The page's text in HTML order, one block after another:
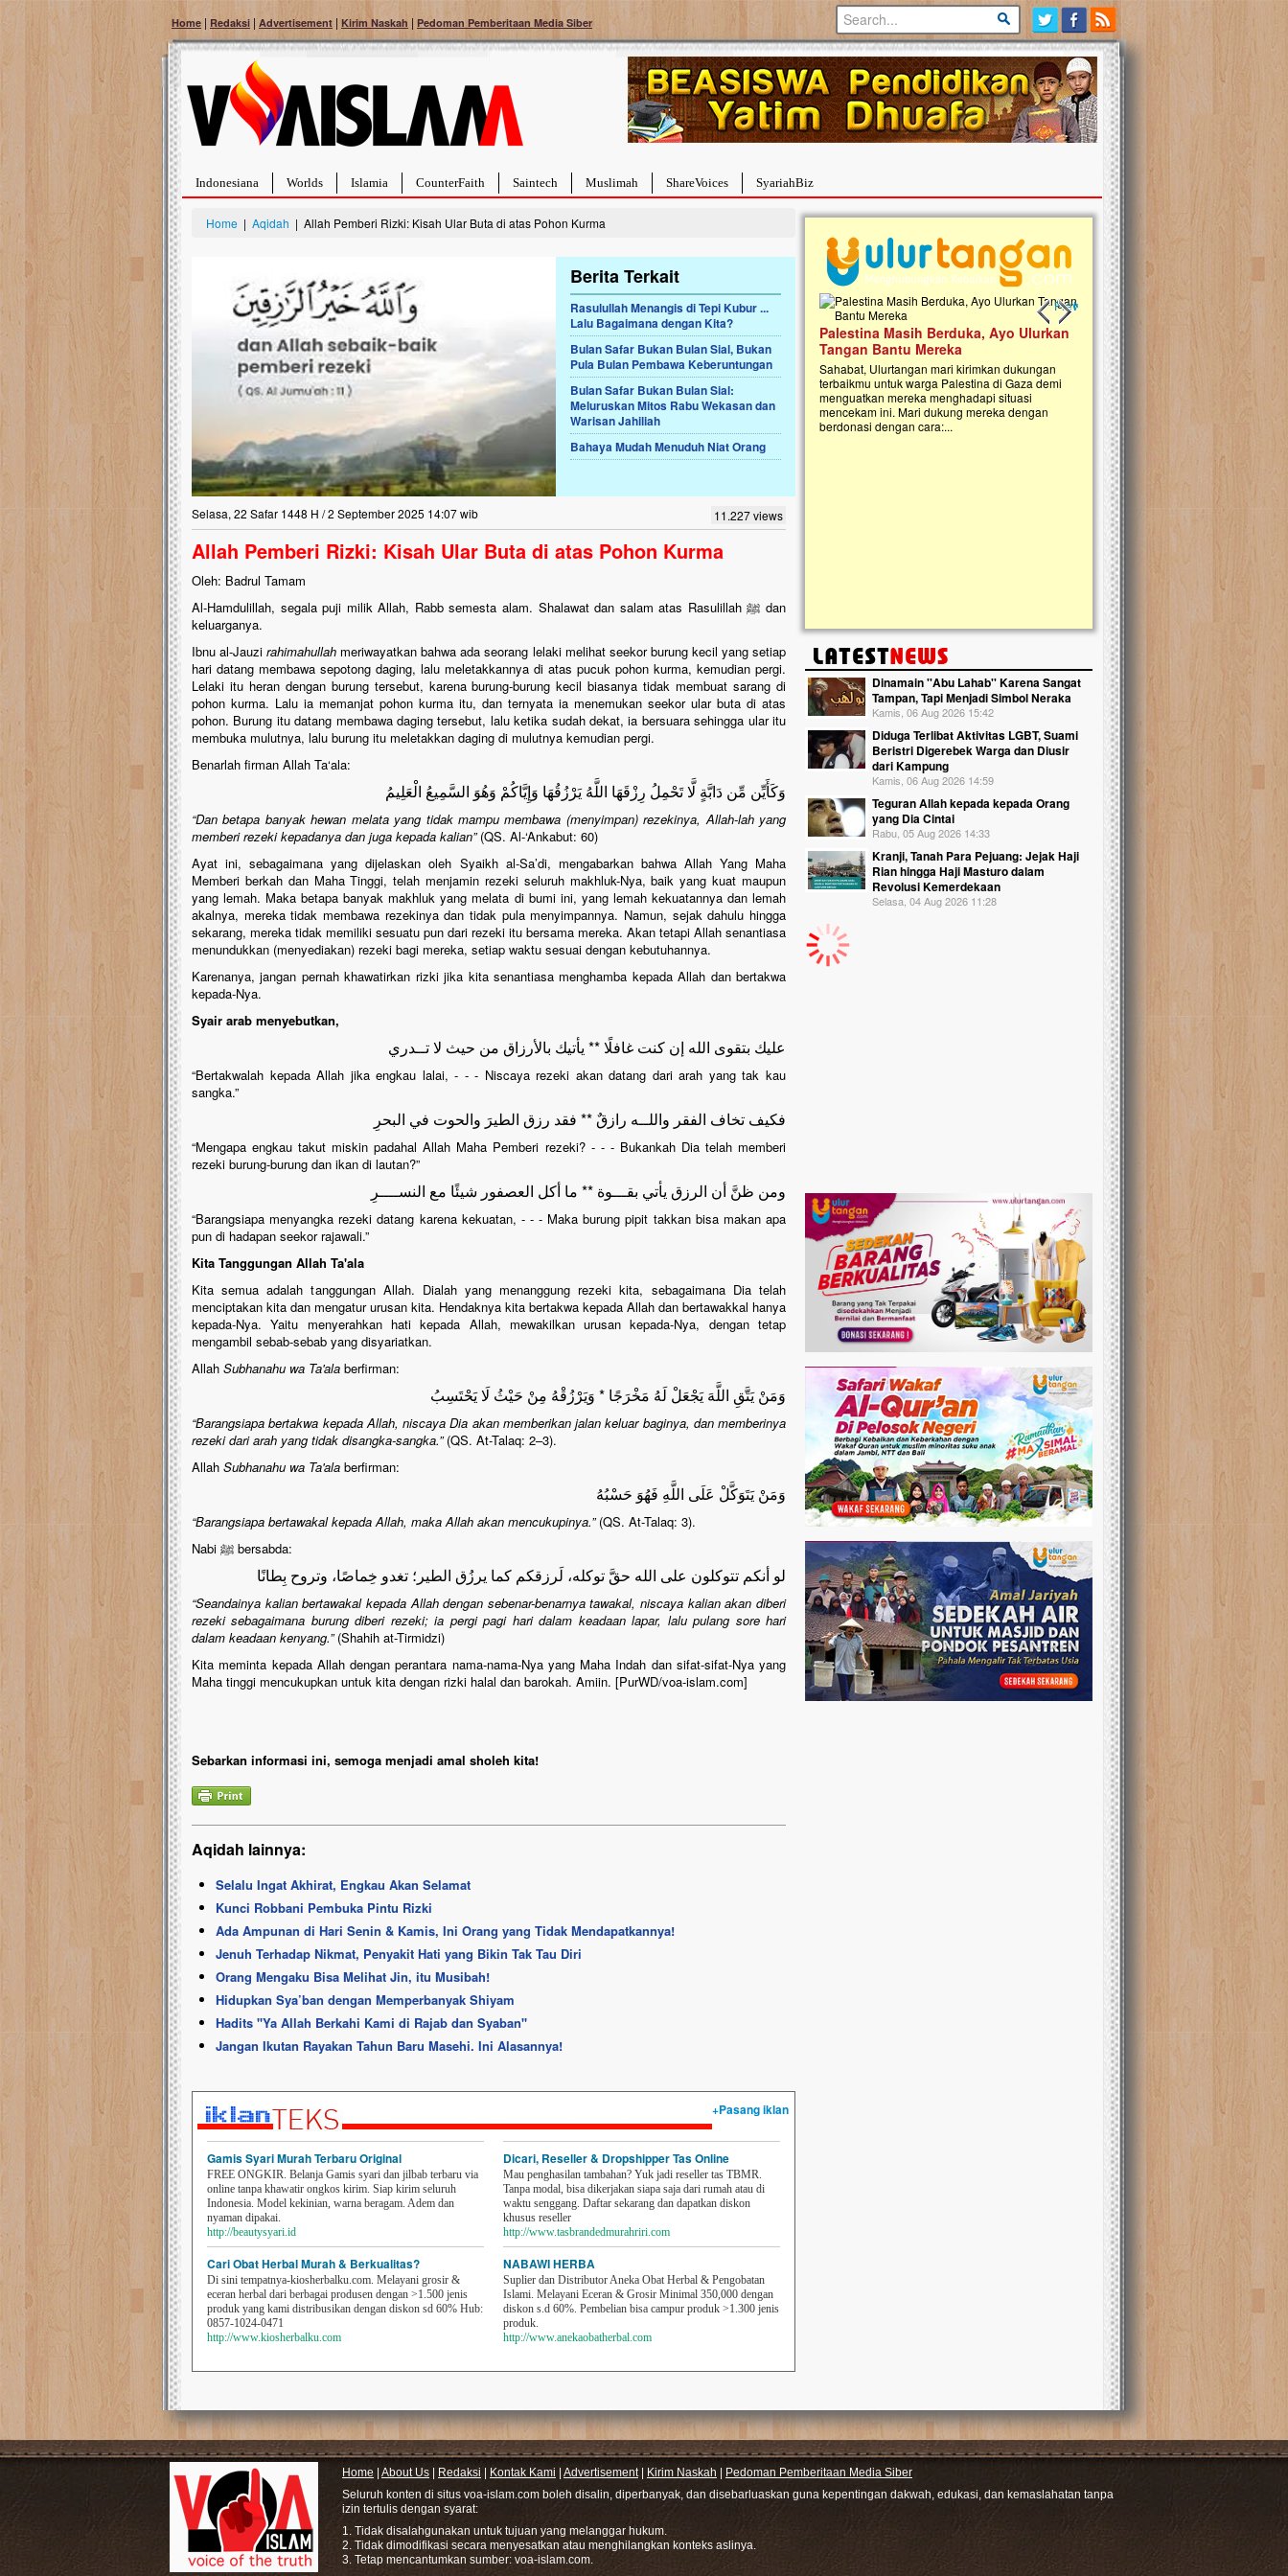
Home | Redaksi | Advertisement | Kirim Naskah | Pedoman Pemberitaan Media Siber
Indonesiana Worlds Islamia CounterFaith Saintech Muslimah ShareVoices SyariahBiz
Home | Aqidah | Allah Pemberi Rizki: Kisah Ular Buta di atas Pohon Kurma
Berita Terkait
Rasulullah Menangis di Tepi Kubur ...
Lalu Bagaimana dengan Kita?
Bulan Safar Bukan Bulan Sial, Bukan
Pula Bulan Pembawa Keberuntungan
Bulan Safar Bukan Bulan Sial:
Meluruskan Mitos Rabu Wekasan dan
Warisan Jahiliah
Bahaya Mudah Menuduh Niat Orang
Selasa, 22 Safar 1448 H / 2 September 2025 14:07 wib 11.227 views
Allah Pemberi Rizki: Kisah Ular Buta di atas Pohon Kurma
Oleh: Badrul Tamam
Al-Hamdulillah, segala puji milik Allah, Rabb semesta alam. Shalawat dan salam atas Rasulillah ﷺ dan
keluarganya.
Ibnu al-Jauzirahimahullah meriwayatkan bahwa ada seorang lelaki melihat seekor burung kecil yang setiap
hari datang membawa sepotong daging, lalu meletakkannya di atas pucuk pohon kurma, kemudian pergi.
Lelaki itu heran dengan burung tersebut, karena burung-burung kecil biasanya tidak membuat sarang di
pohon kurma. Lalu ia memanjat pohon kurma itu, dan ternyata ia menemukan seekor ular buta di atas
pohon. Burung itu datang membawa daging tersebut, lalu ketika sudah dekat, ia bersuara sehingga ular itu
membuka mulutnya, lalu burung itu meletakkan daging di mulutnya kemudian pergi.
Benarlah firman Allah Ta‘ala:
وَكَأَيِّن مِّن دَابَّةٍ لَّا تَحْمِلُ رِزْقَهَا اللَّهُ يَرْزُقُهَا وَإِيَّاكُمْ وَهُوَ السَّمِيعُ الْعَلِيمُ
“Dan betapa banyak hewan melata yang tidak mampu membawa (menyimpan) rezekinya, Allah-lah yang
memberi rezeki kepadanya dan juga kepada kalian”(QS. Al-‘Ankabut: 60)
Ayat ini, sebagaimana yang dijelaskan oleh Syaikh al-Sa’di, mengabarkan bahwa Allah Yang Maha
Memberi berkah dan Maha Tinggi, telah menjamin rezeki seluruh makhluk-Nya, baik yang kuat maupun
yang lemah. Maka betapa banyak makhluk yang melata di bumi ini, yang lemah kekuatannya dan lemah
akalnya, mereka tidak membawa rezekinya dan tidak pula menyimpannya. Namun, sejak dahulu hingga
sekarang, mereka tidak memiliki sesuatu pun dari rezeki itu bersama mereka. Akan tetapi Allah senantiasa
menundukkan (menyediakan) rezeki bagi mereka, setiap waktu sesuai dengan kebutuhannya.
Karenanya, jangan pernah khawatirkan rizki jika kita senantiasa menghamba kepada Allah dan bertakwa
kepada-Nya.
Syair arab menyebutkan,
عليك بتقوى الله إن كنت غافلًا ** يأتيك بالأرزاق من حيث لا تــدري
“Bertakwalah kepada Allah jika engkau lalai, - - - Niscaya rezeki akan datang dari arah yang tak kau
sangka.”
فكيف تخاف الفقر واللــه رازقٌ ** فقد رزق الطيرَ والحوت في البحرِ
“Mengapa engkau takut miskin padahal Allah Maha Pemberi rezeki? - - - Bukankah Dia telah memberi
rezeki burung-burung dan ikan di lautan?”
ومن ظنَّ أن الرزق يأتي بقـــوة ** ما أكل العصفور شيئًا مع النســــرِ
“Barangsiapa menyangka rezeki datang karena kekuatan, - - - Maka burung pipit takkan bisa makan apa
pun di hadapan seekor rajawali.”
Kita Tanggungan Allah Ta'ala
Kita semua adalah tanggungan Allah. Dialah yang menanggung rezeki kita, sebagaimana Dia telah
menciptakan kita dan mengatur urusan kita. Hendaknya kita bertakwa kepada Allah dan bertawakkal hanya
kepada-Nya. Yaitu menyerahkan hati kepada Allah, mewakilkan urusan kepada-Nya, dengan tetap
mengambil sebab-sebab yang disyariatkan.
Allah Subhanahu wa Ta'ala berfirman:
وَمَنْ يَتَّقِ اللَّهَ يَجْعَلْ لَهُ مَخْرَجًا * وَيَرْزُقْهُ مِنْ حَيْثُ لَا يَحْتَسِبُ
“Barangsiapa bertakwa kepada Allah, niscaya Dia akan memberikan jalan keluar baginya, dan memberinya
rezeki dari arah yang tidak disangka-sangka.”(QS. At-Talaq: 2–3).
Allah Subhanahu wa Ta'ala berfirman:
وَمَنْ يَتَوَكَّلْ عَلَى اللَّهِ فَهُوَ حَسْبُهُ
“Barangsiapa bertawakal kepada Allah, maka Allah akan mencukupinya.”(QS. At-Talaq: 3).
Nabi ﷺ bersabda:
لو أنكم تتوكلون على الله حقَّ توكله، لَرزقكم كما يرزُق الطير؛ تغدو خِماصًا، وتروح بِطانًا
“Seandainya kalian bertawakal kepada Allah dengan sebenar-benarnya tawakal, niscaya kalian akan diberi
rezeki sebagaimana burung diberi rezeki; ia pergi pagi hari dalam keadaan lapar, lalu pulang sore hari
dalam keadaan kenyang.”(Shahih at-Tirmidzi)
Kita meminta kepada Allah dengan perantara nama-nama-Nya yang Maha Indah dan sifat-sifat-Nya yang
Maha tinggi mencukupkan untuk kita dengan rizki halal dan barokah. Amiin. [PurWD/voa-islam.com]
Sebarkan informasi ini, semoga menjadi amal sholeh kita!
Aqidah lainnya:
Selalu Ingat Akhirat, Engkau Akan Selamat
Kunci Robbani Pembuka Pintu Rizki
Ada Ampunan di Hari Senin & Kamis, Ini Orang yang Tidak Mendapatkannya!
Jenuh Terhadap Nikmat, Penyakit Hati yang Bikin Tak Tau Diri
Orang Mengaku Bisa Melihat Jin, itu Musibah!
Hidupkan Sya’ban dengan Memperbanyak Shiyam
Hadits ''Ya Allah Berkahi Kami di Rajab dan Syaban''
Jangan Ikutan Rayakan Tahun Baru Masehi. Ini Alasannya!
+Pasang iklan
Gamis Syari Murah Terbaru Original
FREE ONGKIR. Belanja Gamis syari dan jilbab terbaru via
online tanpa khawatir ongkos kirim. Siap kirim seluruh
Indonesia. Model kekinian, warna beragam. Adem dan
nyaman dipakai.
http://beautysyari.id
Cari Obat Herbal Murah & Berkualitas?
Di sini tempatnya-kiosherbalku.com. Melayani grosir &
eceran herbal dari berbagai produsen dengan >1.500 jenis
produk yang kami distribusikan dengan diskon sd 60% Hub:
0857-1024-0471
http://www.kiosherbalku.com
Dicari, Reseller & Dropshipper Tas Online
Mau penghasilan tambahan? Yuk jadi reseller tas TBMR.
Tanpa modal, bisa dikerjakan siapa saja dari rumah atau di
waktu senggang. Daftar sekarang dan dapatkan diskon
khusus reseller
http://www.tasbrandedmurahriri.com
NABAWI HERBA
Suplier dan Distributor Aneka Obat Herbal & Pengobatan
Islami. Melayani Eceran & Grosir Minimal 350,000 dengan
diskon s.d 60%. Pembelian bisa campur produk >1.300 jenis
produk.
http://www.anekaobatherbal.com
Previous slide
Next slide
Bantu Naura, Balita Hebat Sembuh Dari
Tumor Pembuluh Darah
Hidup Naura Salsabila dipenuhi dengan
rintangan yang sangat berat. Meskipun baru
berusia sepuluh bulan, bayi yang imut ini harus
menghadapi penyakit yang dahsyat, yaitu tumor
pembuluh darah berukuran...
Nasib masjid di Kampung Cilumbu ini sungguh
mengenaskan. Lima tahun mangkrak, kini nyaris
berlumut, dan menghitam terpapar panas dan
Palestina Masih Berduka, Ayo Ulurkan
Tangan Bantu Mereka
Sahabat, Ulurtangan mari kirimkan dukungan
terbaikmu untuk warga Palestina di Gaza demi
menguatkan mereka menghadapi situasi
mencekam ini. Mari dukung mereka dengan
berdonasi dengan cara:...
Open Donasi Wakaf
Rumah Qur'an & TK Islam
Najjah di Jonggol
Saat ini, Ulurtangan bersama Yayasan
Najjahtul Islam Jonggol sedang merintis
pembangunan Rumah Qur’an dan
kanak Islam Terpadu (TKIT) An Najjah
Gedung Majelis Taklim di Jonggol,...
Dinamain ''Abu Lahab'' Karena Sangat
Tampan, Tapi Menjadi Simbol Neraka
Kamis, 06 Aug 2026 15:42
Diduga Terlibat Aktivitas LGBT, Suami
Beristri Digerebek Warga dan Diusir
dari Kampung
Kamis, 06 Aug 2026 14:59
Teguran Allah kepada kepada Orang
yang Dia Cintai
Rabu, 05 Aug 2026 14:33
Kranji, Tanah Para Pejuang: Jejak Haji
Rian hingga Haji Masturo dalam
Revolusi Kemerdekaan
Selasa, 04 Aug 2026 11:28
Home About Us Redaksi Kontak Kami Advertisement| Kirim Naskah
Pedoman Pemberitaan Media Siber
Seluruh konten di situs voa-islam.com boleh disalin, diperbanyak, dan disebarluaskan guna kepentingan dakwah, edukasi, dan kemaslahatan tanpa
izin tertulis dengan syarat:
1. Tidak disalahgunakan untuk tujuan yang melanggar hukum.
2. Tidak dimodifikasi secara menyesatkan atau menghilangkan konteks aslinya.
3. Tetap mencantumkan sumber: voa-islam.com.